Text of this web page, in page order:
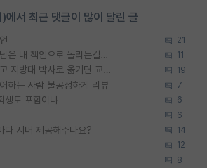
에서 최근 댓글이 많이 달린 글
21
왜 후배가 못하는걸 교수님은 내 책임으로 돌리는걸까요? 11
SSH 박사과정을 그만두고 지방대 박사로 옮기면 교수의 꿈은 끝일까요? 19
하는 사람 불공정하게 리뷰 7
생도 포함이냐 6
6
다 서버 제공해주나요? 14
12
8